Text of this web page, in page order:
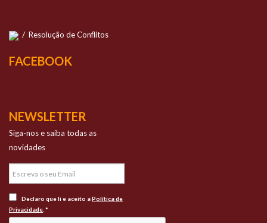
/ Resolução de Conflitos
FACEBOOK
NEWSLETTER
Siga-nos e saiba todas as
novidades
Declaro que li e aceito aPolítica de
Privacidade . *